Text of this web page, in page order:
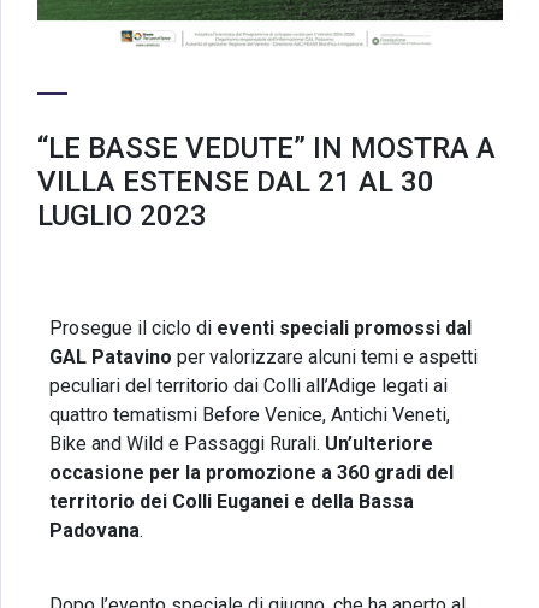
“LE BASSE VEDUTE” IN MOSTRA A
VILLA ESTENSE DAL 21 AL 30
LUGLIO 2023
Prosegue il ciclo di eventi speciali promossi dal
GAL Patavino per valorizzare alcuni temi e aspetti
peculiari del territorio dai Colli all’Adige legati ai
quattro tematismi Before Venice, Antichi Veneti,
Bike and Wild e Passaggi Rurali. Un’ulteriore
occasione per la promozione a 360 gradi del
territorio dei Colli Euganei e della Bassa
Padovana.